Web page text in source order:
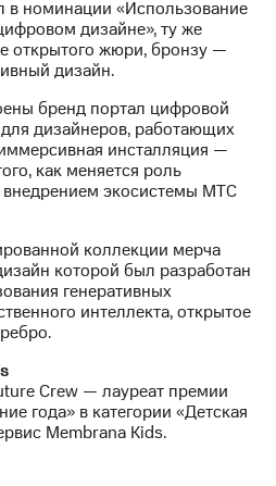
в номинации «Использование
дизайне», ту же
открытого жюри, бронзу —
дизайн.
бренд портал цифровой
дизайнеров, работающих
инсталляция —
как меняется роль
экосистемы МТС
коллекции мерча
которой был разработан
генеративных
интеллекта, открытое
Crew — лауреат премии
года» в категории «Детская
Membrana Kids.